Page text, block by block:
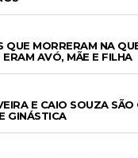
QUE MORRERAM NA
AVÓ, MÃE E FILHA
E CAIO SOUZA SÃO
GINÁSTICA